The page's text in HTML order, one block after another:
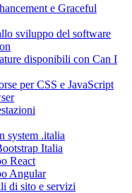
e Graceful
sviluppo del software
disponibili con Can I
per CSS e JavaScript
system .italia
Italia
React
Angular
di sito e servizi